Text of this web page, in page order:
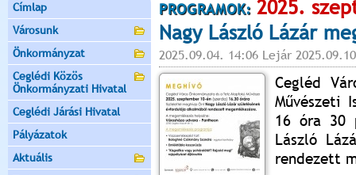
Címlap
Városunk
Önkormányzat
Ceglédi Közös
Önkormányzati Hivatal
Ceglédi Járási Hivatal
Pályázatok
Aktuális
PROGRAMOK: 2025.
Nagy László Lázár
2025.09.04. 14:06 Lejár
Cegléd
Művészeti
16 óra 30
László
rendezett